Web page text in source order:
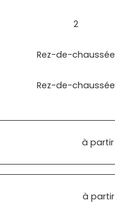
2
Rez-de-chaussée
Rez-de-chaussée
à
à